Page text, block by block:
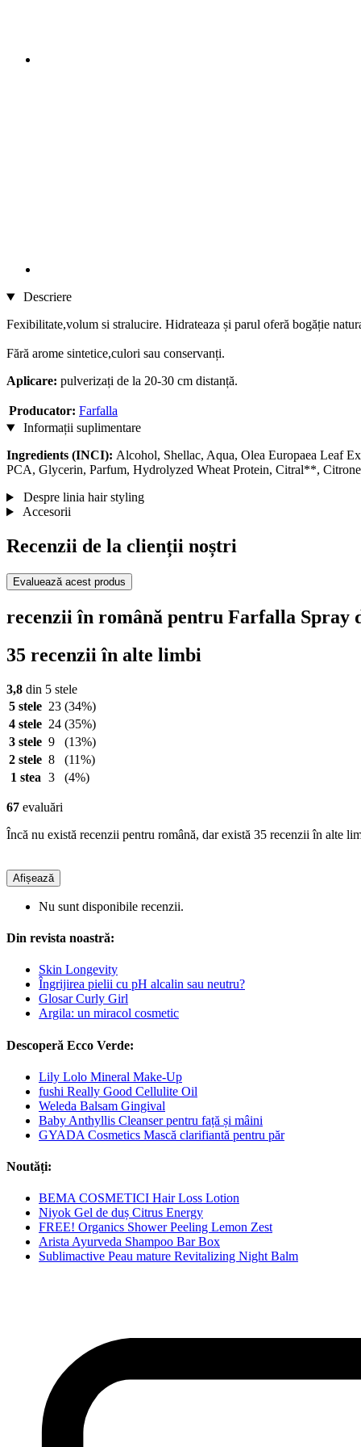
Descriere
Fexibilitate,volum si stralucire. Hidrateaza și parul oferă bogăție
Fără arome sintetice,culori sau conservanți.
Aplicare: pulverizați de la 20-30 cm distanță.
Producator: Farfalla
Informații suplimentare
Ingredients (INCI): Alcohol, Shellac, Aqua, Olea Europaea Leaf
PCA, Glycerin, Parfum, Hydrolyzed Wheat Protein, Citral**,
Despre linia hair styling
Accesorii
Recenzii de la clienții noștri
Evaluează acest produs
recenzii în română pentru Farfalla Spray
35 recenzii în alte limbi
3,8 din 5 stele
5 stele 23 (34%)
4 stele 24 (35%)
3 stele 9
(13%)
2 stele 8
(11%)
1 stea 3 (4%)
67 evaluări
Încă nu există recenzii pentru română, dar există 35 recenzii în alte
Afișează
Nu sunt disponibile recenzii.
Din revista noastră:
Skin Longevity
Îngrijirea pielii cu pH alcalin sau neutru?
Glosar Curly Girl
Argila: un miracol cosmetic
Descoperă Ecco Verde:
Lily Lolo Mineral Make-Up
fushi Really Good Cellulite Oil
Weleda Balsam Gingival
Baby Anthyllis Cleanser pentru față și mâini
GYADA Cosmetics Mască clarifiantă pentru păr
Noutăți:
BEMA COSMETICI Hair Loss Lotion
Niyok Gel de duș Citrus Energy
FREE! Organics Shower Peeling Lemon Zest
Arista Ayurveda Shampoo Bar Box
Sublimactive Peau mature Revitalizing Night Balm